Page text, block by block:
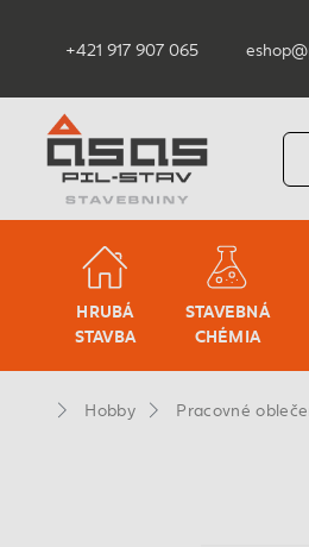
+421 917 907 065
HRUBÁ
STAVBA
STAVEBNÁ
CHÉMIA
Hobby Pracovné